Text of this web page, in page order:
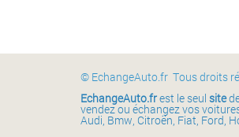
© EchangeAuto.fr Tous droits
EchangeAuto.frest le seul site
vendez ou échangez vos
Audi, Bmw, Citroën, Fiat, Ford,